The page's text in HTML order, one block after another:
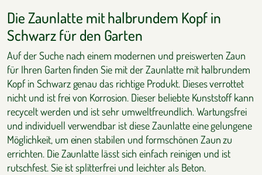
Die Zaunlatte mit halbrundem Kopf in
Schwarz für den Garten
Auf der Suche nach einem modernen und preiswerten Zaun
für Ihren Garten finden Sie mit der Zaunlatte mit halbrundem
Kopf in Schwarz genau das richtige Produkt. Dieses verrottet
nicht und ist frei von Korrosion. Dieser beliebte Kunststoff kann
recycelt werden und ist sehr umweltfreundlich. Wartungsfrei
und individuell verwendbar ist diese Zaunlatte eine gelungene
Möglichkeit, um einen stabilen und formschönen Zaun zu
errichten. Die Zaunlatte lässt sich einfach reinigen und ist
rutschfest. Sie ist splitterfrei und leichter als Beton.